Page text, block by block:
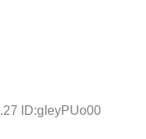
ID:gIeyPUo00